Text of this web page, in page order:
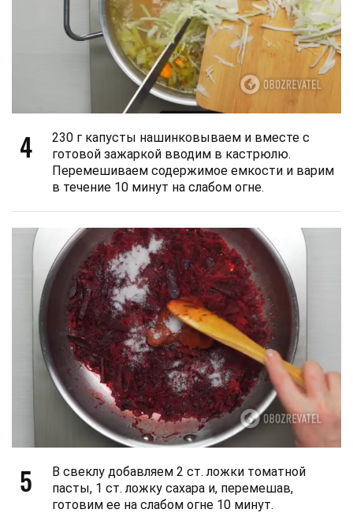
4
230 г капусты нашинковываем и вместе с
готовой зажаркой вводим в кастрюлю.
Перемешиваем содержимое емкости и варим
в течение 10 минут на слабом огне.
5
В свеклу добавляем 2 ст. ложки томатной
пасты, 1 ст. ложку сахара и, перемешав,
готовим ее на слабом огне 10 минут.